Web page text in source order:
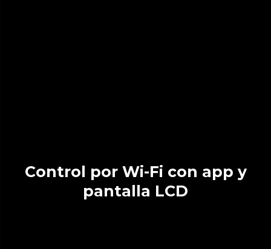
Control por Wi-Fi con app y
pantalla LCD